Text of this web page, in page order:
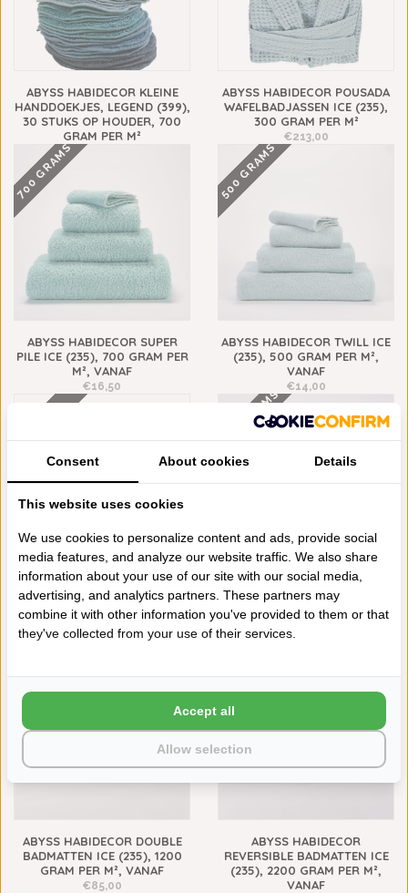
ABYSS HABIDECOR KLEINE
HANDDOEKJES, LEGEND (399),
30 STUKS OP HOUDER, 700
GRAM PER M²
€413,00
ABYSS HABIDECOR POUSADA
WAFELBADJASSEN ICE (235),
300 GRAM PER M²
€213,00
700 GRAMS
ABYSS HABIDECOR SUPER
PILE ICE (235), 700 GRAM PER
M², VANAF
€16,50
500 GRAMS
ABYSS HABIDECOR TWILL ICE
(235), 500 GRAM PER M²,
VANAF
€14,00
ABYSS HABIDECOR POUSADA
ICE WAFEL BADGOED (235),
300 GRAM PER M², VANAF
€14,00
2000 GRAMS
ABYSS HABIDECOR MUST
BADMATTEN ICE (235), 2000
GRAM PER M², VANAF
€128,00
1200 GRAMS
ABYSS HABIDECOR DOUBLE
BADMATTEN ICE (235), 1200
GRAM PER M², VANAF
€85,00
2200 GRAMS
ABYSS HABIDECOR
REVERSIBLE BADMATTEN ICE
(235), 2200 GRAM PER M²,
VANAF
Consent About cookies Details
This website uses cookies
We use cookies to personalize content and ads, provide social
media features, and analyze our website traffic. We also share
information about your use of our site with our social media,
advertising, and analytics partners. These partners may
combine it with other information you've provided to them or that
they've collected from your use of their services.
Allow selection
Accept all